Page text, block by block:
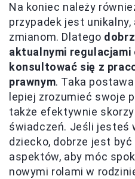
Na koniec należy
przypadek jest
zmianom. Dlatego
aktualnymi regulacjami
konsultować się z
prawnym. Taka
lepiej zrozumieć swoje
także efektywnie
świadczeń. Jeśli jesteś
dziecko, dobrze jest
aspektów, aby móc
nowymi rolami w